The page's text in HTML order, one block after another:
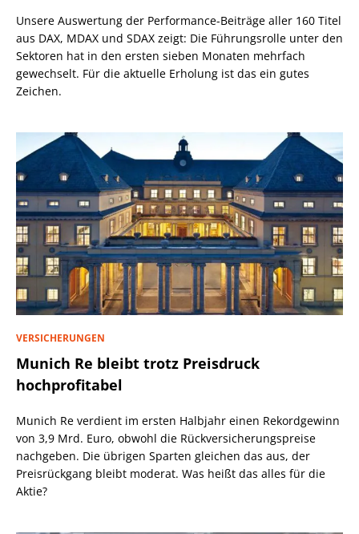
Unsere Auswertung der Performance-Beiträge aller 160 Titel
aus DAX, MDAX und SDAX zeigt: Die Führungsrolle unter den
Sektoren hat in den ersten sieben Monaten mehrfach
gewechselt. Für die aktuelle Erholung ist das ein gutes
Zeichen.
VERSICHERUNGEN
Munich Re bleibt trotz Preisdruck
hochprofitabel
Munich Re verdient im ersten Halbjahr einen Rekordgewinn
von 3,9 Mrd. Euro, obwohl die Rückversicherungspreise
nachgeben. Die übrigen Sparten gleichen das aus, der
Preisrückgang bleibt moderat. Was heißt das alles für die
Aktie?